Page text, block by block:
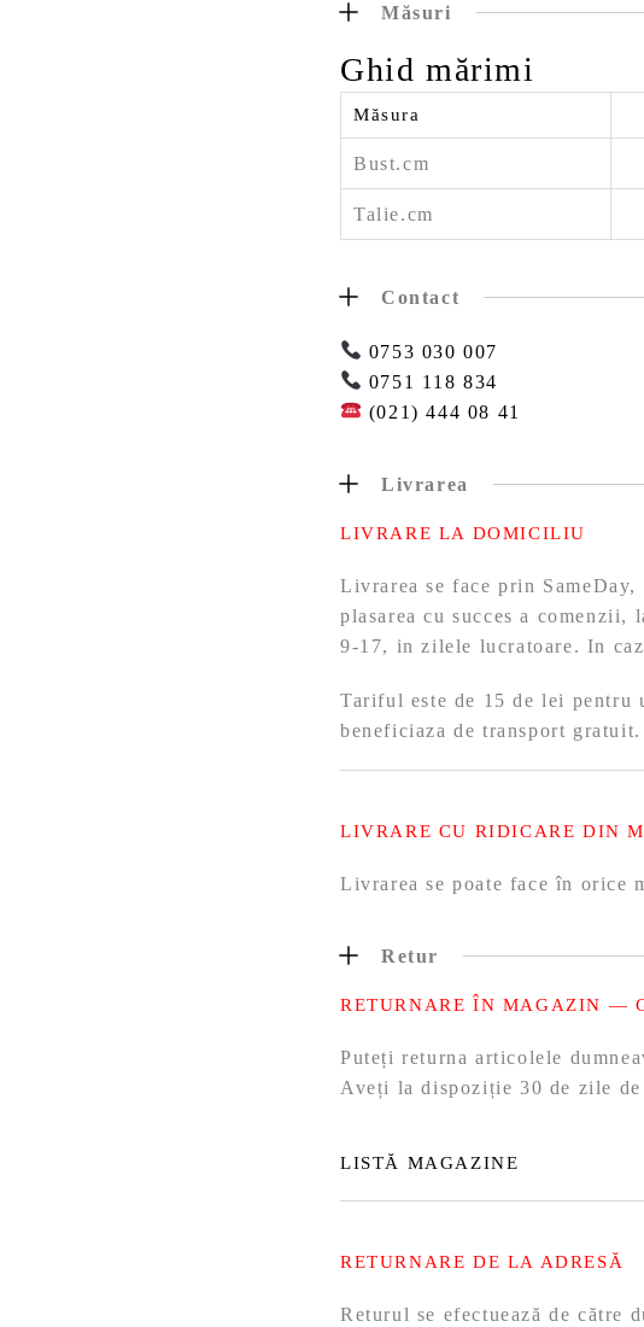
Măsuri
Ghid mărimi
Măsura
Bust.cm
Talie.cm
Contact
0753 030 007
0751 118 834
(021) 444 08 41
Livrarea
LIVRARE LA DOMICILIU
Livrarea se face prin
plasarea cu succes a comenzii,
9-17, in zilele lucratoare. In
Tariful este de 15 de lei pentru
beneficiaza de transport gratuit.
LIVRARE CU RIDICARE DIN
Livrarea se poate face în orice
Retur
RETURNARE ÎN MAGAZIN —
Puteți returna articolele
Aveți la dispoziție 30 de zile
LISTĂ MAGAZINE
RETURNARE DE LA ADRESĂ
Returul se efectuează de către